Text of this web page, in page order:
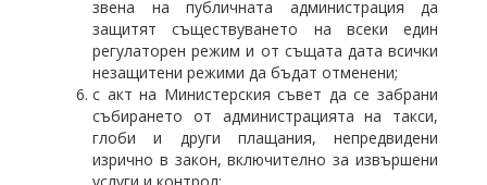
звена на публичната администрация да
защитят съществуването на всеки един
регулаторен режим и от същата дата всички
незащитени режими да бъдат отменени;
с акт на Министерския съвет да се забрани
събирането от администрацията на такси,
глоби и други плащания, непредвидени
изрично в закон, включително за извършени